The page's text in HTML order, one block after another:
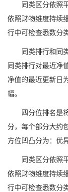
同类区分依照平
依照财物维度持续
行中可检查悉数分类
同类排行和同类
同类排行对最近净
净值的最近更新日
幅。
四分位排名是将
分，每个部分大约
方位凹凸分为：优
同类区分依照平
依照财物维度持续
行中可检查悉数分类